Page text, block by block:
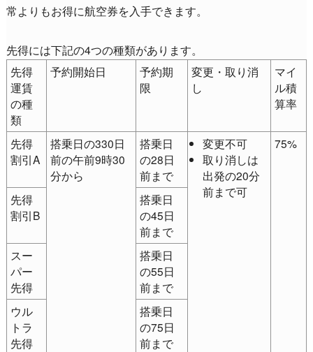
常よりもお得に航空券を入手できます。
先得には下記の4つの種類があります。
先得
運賃
の種
類
予約開始日
予約期
限
変更・取り消
し
マイ
ル積
算率
先得
割引A
搭乗日の330日
前の午前9時30
分から
搭乗日
の28日
前まで
変更不可
取り消しは
出発の20分
前まで可
75%
先得
割引B
搭乗日
の45日
前まで
スー
パー
先得
搭乗日
の55日
前まで
ウル
トラ
先得
搭乗日
の75日
前まで